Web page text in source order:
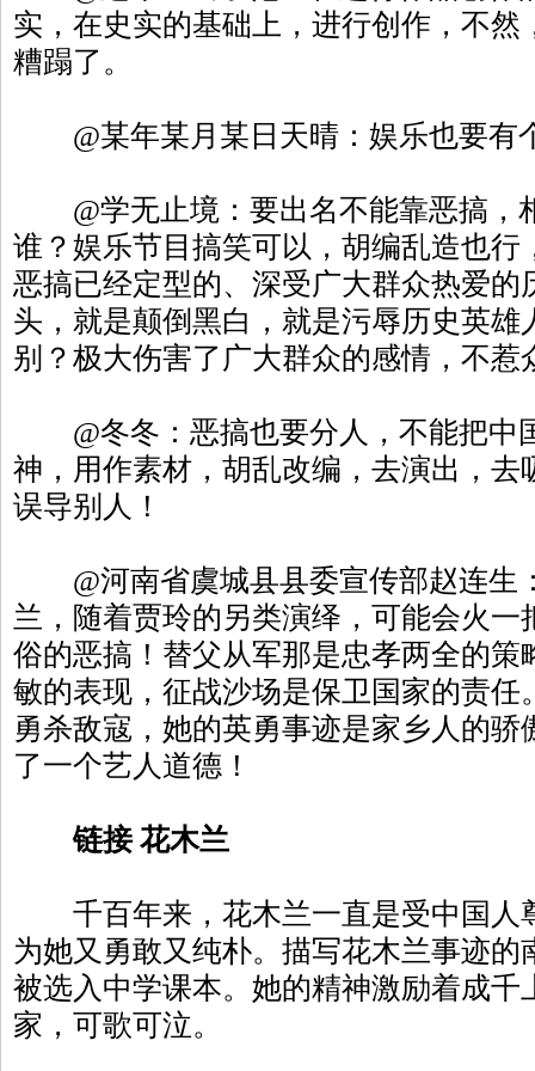
实，在史实的基础上，进行创作，不然
糟蹋了。
@某年某月某日天晴：娱乐也要有
@学无止境：要出名不能靠恶搞，
谁？娱乐节目搞笑可以，胡编乱造也行
恶搞已经定型的、深受广大群众热爱的
头，就是颠倒黑白，就是污辱历史英雄
别？极大伤害了广大群众的感情，不惹
@冬冬：恶搞也要分人，不能把中
神，用作素材，胡乱改编，去演出，去
误导别人！
@河南省虞城县县委宣传部赵连生
兰，随着贾玲的另类演绎，可能会火
俗的恶搞！替父从军那是忠孝两全的策
敏的表现，征战沙场是保卫国家的责任
勇杀敌寇，她的英勇事迹是家乡人的骄
了一个艺人道德！
链接 花木兰
千百年来，花木兰一直是受中国人
为她又勇敢又纯朴。描写花木兰事迹
被选入中学课本。她的精神激励着成千
家，可歌可泣。